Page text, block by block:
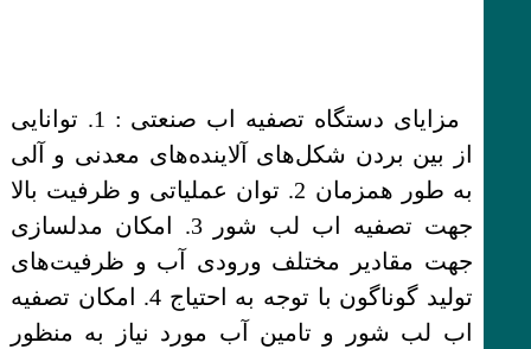
مزایای دستگاه تصفیه اب صنعتی : 1. توانایی
از بین بردن شکل‌های آلاینده‌های معدنی و آلی
به طور همزمان 2. توان عملیاتی و ظرفیت بالا
جهت تصفیه اب لب شور 3. امکان مدلسازی
جهت مقادیر مختلف ورودی آب و ظرفیت‌های
تولید گوناگون با توجه به احتیاج 4. امکان تصفیه
اب لب شور و تامین آب مورد نیاز به منظور